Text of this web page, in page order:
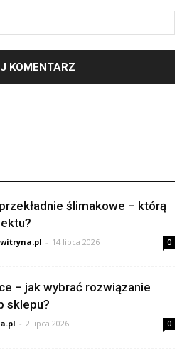
ślimakowe – którą
- 14 lipca 2026 0
– jak wybrać rozwiązanie
sklepu?
- 2 lipca 2026 0